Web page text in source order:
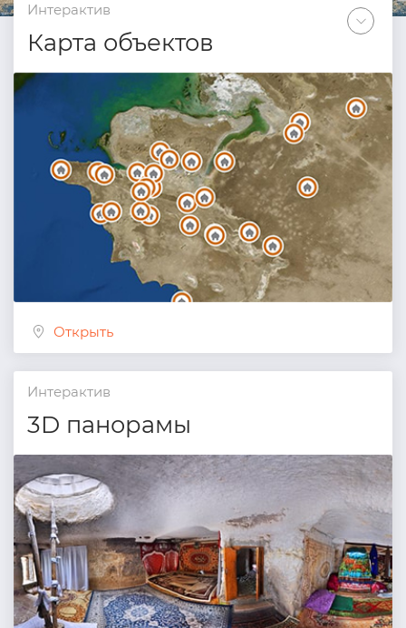
Интерактив
Карта объектов
Открыть
Интерактив
3D панорамы